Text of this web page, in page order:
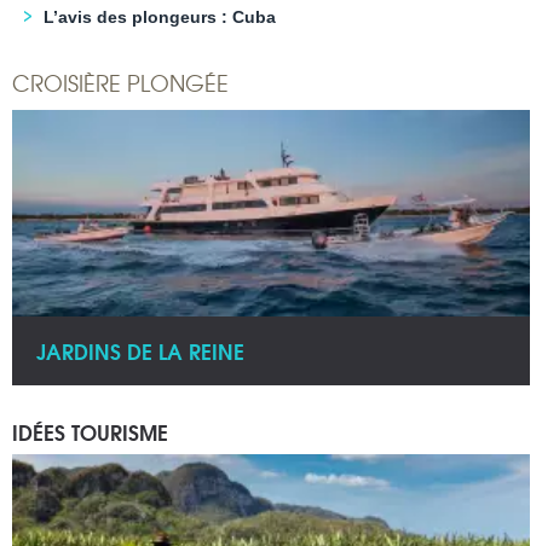
L’avis des plongeurs : Cuba
CROISIÈRE PLONGÉE
JARDINS DE LA REINE
IDÉES TOURISME